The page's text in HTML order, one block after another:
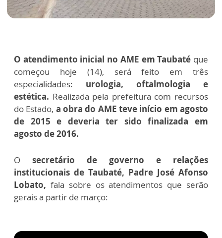
O atendimento inicial no AME em Taubaté que
começou hoje (14), será feito em três
especialidades: urologia, oftalmologia e
estética. Realizada pela prefeitura com recursos
do Estado, a obra do AME teve início em agosto
de 2015 e deveria ter sido finalizada em
agosto de 2016.
O secretário de governo e relações
institucionais de Taubaté, Padre José Afonso
Lobato, fala sobre os atendimentos que serão
gerais a partir de março: